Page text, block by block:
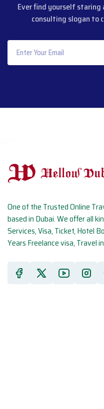
Ever find yourself staring
consulting slogan to
One of the Trusted Online
based in Dubai. We offer all
Services, Visa, Ticket, Hotel
Years Freelance visa, Travel